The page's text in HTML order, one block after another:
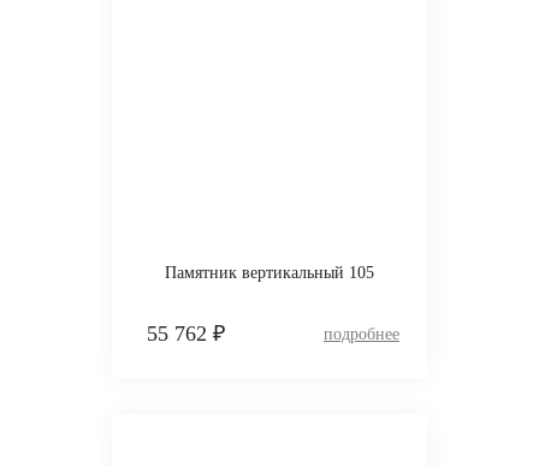
Памятник вертикальный 105
55 762 ₽